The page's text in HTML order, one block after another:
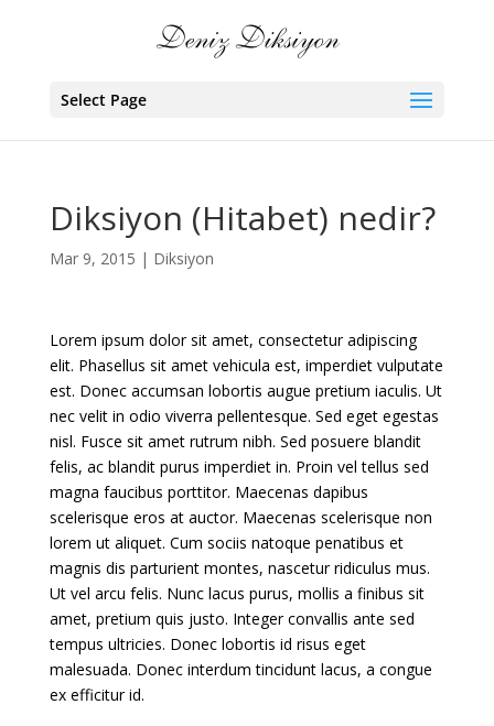
Select Page
Diksiyon (Hitabet) nedir?
Mar 9, 2015 | Diksiyon
Lorem ipsum dolor sit amet, consectetur adipiscing
elit. Phasellus sit amet vehicula est, imperdiet vulputate
est. Donec accumsan lobortis augue pretium iaculis. Ut
nec velit in odio viverra pellentesque. Sed eget egestas
nisl. Fusce sit amet rutrum nibh. Sed posuere blandit
felis, ac blandit purus imperdiet in. Proin vel tellus sed
magna faucibus porttitor. Maecenas dapibus
scelerisque eros at auctor. Maecenas scelerisque non
lorem ut aliquet. Cum sociis natoque penatibus et
magnis dis parturient montes, nascetur ridiculus mus.
Ut vel arcu felis. Nunc lacus purus, mollis a finibus sit
amet, pretium quis justo. Integer convallis ante sed
tempus ultricies. Donec lobortis id risus eget
malesuada. Donec interdum tincidunt lacus, a congue
ex efficitur id.